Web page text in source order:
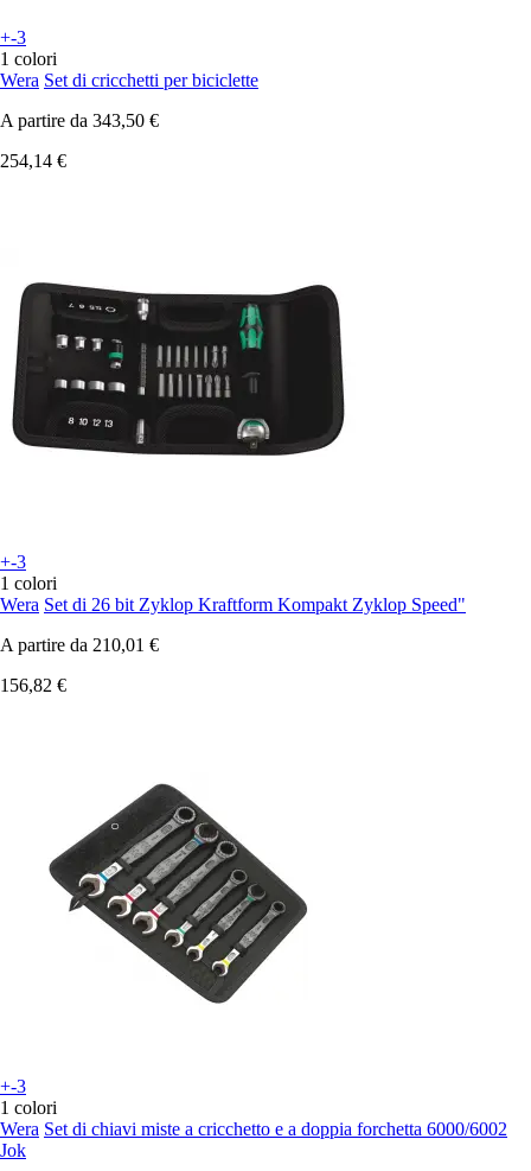
+-3
1 colori
Wera Set di cricchetti per biciclette
A partire da 343,50 €
254,14 €
+-3
1 colori
Wera Set di 26 bit Zyklop Kraftform Kompakt Zyklop Speed"
A partire da 210,01 €
156,82 €
+-3
1 colori
Wera Set di chiavi miste a cricchetto e a doppia forchetta 6000/6002
Jok